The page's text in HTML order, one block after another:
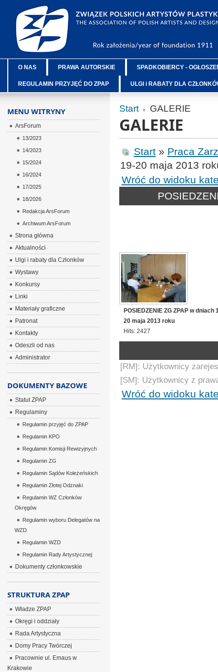
O NAS PRAWA AUTORSKIE SPADKOBIERCY -
REGULAMIN PRZYJĘĆ DO ZPAP ULGI i RABATY DLA
Start GALERIE
GALERIE
Start» Praca
19-20 maja 2013
Wróć do widoku
POSIEDZENIE ZG ZPAP w dniach
20 maja 2013 roku
Hits: 2427
[RM]: Użytkownicy
[SM]: Użytkownicy z
Wróć do widoku
MENU WITRYNY
ArsForum
13/2023
14/2023
15/2024
16/2024
17/2025
18/2026
Redakcja ArsForum
Archiwum ArsForum
Strona główna
Aktualności
Ulgi i rabaty dla Członków
Wystawy
Konkursy
Linki
Materiały graficzne
Patronat
Kontakty
Odeszli od nas
Administrator
DOKUMENTY BAZOWE
Statut ZPAP
Regulaminy
Regulamin przyjęć do ZPAP
Regulamin KPO
Regulamin Komisji Rewizyjnych
Regulamin ZG
Regulamin Sądów Koleżeńskich
Regulamin Złotej Odznaki
Regulamin WZ Członków
Okręgów
Regulamin wyboru Delegatów na
WZD
Regulamin WZD
Regulamin Rady Artystycznej
Dokumenty członkowskie
STRUKTURA ZPAP
Władze ZPAP
Okręgi i oddziały
Rada Artystyczna
Domy Pracy Twórczej
Pracownie ul. Emaus w
Krakowie